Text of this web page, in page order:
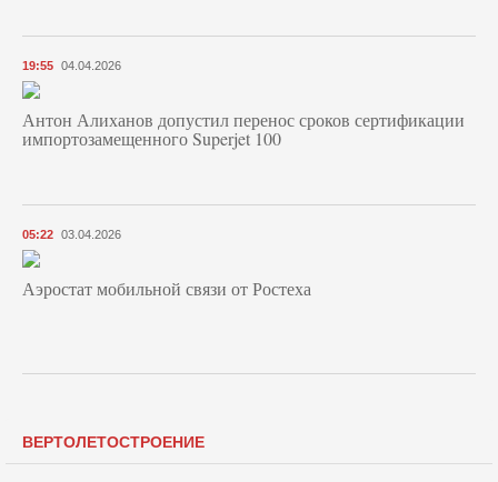
19:55 04.04.2026
Антон Алиханов допустил перенос сроков сертификации
импортозамещенного Superjet 100
05:22 03.04.2026
Аэростат мобильной связи от Ростеха
ВЕРТОЛЕТОСТРОЕНИЕ